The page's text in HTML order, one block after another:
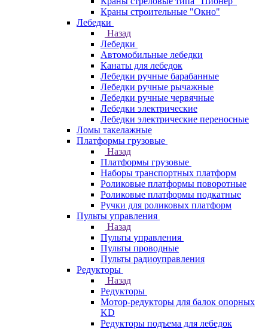
Краны строительные "Окно"
Лебедки
Назад
Лебедки
Автомобильные лебедки
Канаты для лебедок
Лебедки ручные барабанные
Лебедки ручные рычажные
Лебедки ручные червячные
Лебедки электрические
Лебедки электрические переносные
Ломы такелажные
Платформы грузовые
Назад
Платформы грузовые
Наборы транспортных платформ
Роликовые платформы поворотные
Роликовые платформы подкатные
Ручки для роликовых платформ
Пульты управления
Назад
Пульты управления
Пульты проводные
Пульты радиоуправления
Редукторы
Назад
Редукторы
Мотор-редукторы для балок опорных
KD
Редукторы подъема для лебедок